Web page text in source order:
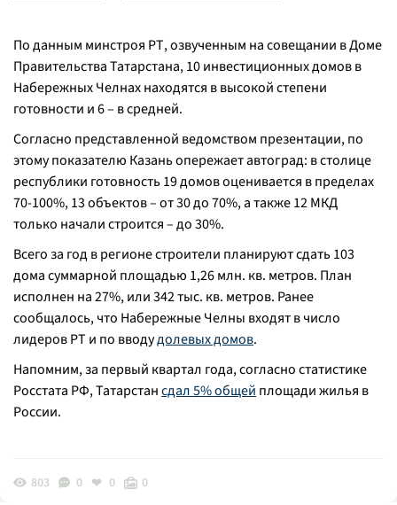
По данным минстроя РТ, озвученным на совещании в Доме
Правительства Татарстана, 10 инвестиционных домов в
Набережных Челнах находятся в высокой степени
готовности и 6 – в средней.
Согласно представленной ведомством презентации, по
этому показателю Казань опережает автоград: в столице
республики готовность 19 домов оценивается в пределах
70-100%, 13 объектов – от 30 до 70%, а также 12 МКД
только начали строится – до 30%.
Всего за год в регионе строители планируют сдать 103
дома суммарной площадью 1,26 млн. кв. метров. План
исполнен на 27%, или 342 тыс. кв. метров. Ранее
сообщалось, что Набережные Челны входят в число
лидеров РТ и по вводудолевых домов.
Напомним, за первый квартал года, согласно статистике
Росстата РФ, Татарстансдал 5% общей площади жилья в
России.
803 0 0 0